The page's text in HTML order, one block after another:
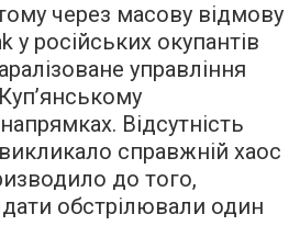
через масову відмову
у російських окупантів
управління
Відсутність
викликало справжній хаос
до того,
обстрілювали один